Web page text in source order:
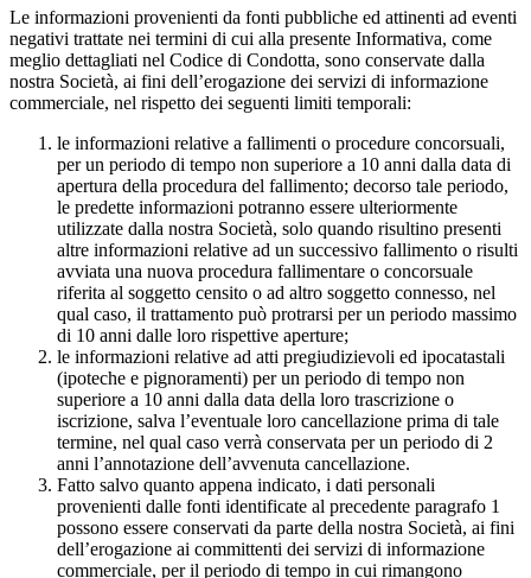
Le informazioni provenienti da fonti pubbliche ed attinenti ad eventi
negativi trattate nei termini di cui alla presente Informativa, come
meglio dettagliati nel Codice di Condotta, sono conservate dalla
nostra Società, ai fini dell’erogazione dei servizi di informazione
commerciale, nel rispetto dei seguenti limiti temporali:
le informazioni relative a fallimenti o procedure concorsuali,
per un periodo di tempo non superiore a 10 anni dalla data di
apertura della procedura del fallimento; decorso tale periodo,
le predette informazioni potranno essere ulteriormente
utilizzate dalla nostra Società, solo quando risultino presenti
altre informazioni relative ad un successivo fallimento o risulti
avviata una nuova procedura fallimentare o concorsuale
riferita al soggetto censito o ad altro soggetto connesso, nel
qual caso, il trattamento può protrarsi per un periodo massimo
di 10 anni dalle loro rispettive aperture;
le informazioni relative ad atti pregiudizievoli ed ipocatastali
(ipoteche e pignoramenti) per un periodo di tempo non
superiore a 10 anni dalla data della loro trascrizione o
iscrizione, salva l’eventuale loro cancellazione prima di tale
termine, nel qual caso verrà conservata per un periodo di 2
anni l’annotazione dell’avvenuta cancellazione.
Fatto salvo quanto appena indicato, i dati personali
provenienti dalle fonti identificate al precedente paragrafo 1
possono essere conservati da parte della nostra Società, ai fini
dell’erogazione ai committenti dei servizi di informazione
commerciale, per il periodo di tempo in cui rimangono